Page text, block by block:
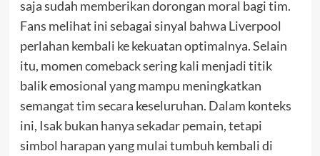
saja sudah memberikan dorongan moral bagi tim.
Fans melihat ini sebagai sinyal bahwa Liverpool
perlahan kembali ke kekuatan optimalnya. Selain
itu, momen comeback sering kali menjadi titik
balik emosional yang mampu meningkatkan
semangat tim secara keseluruhan. Dalam konteks
ini, Isak bukan hanya sekadar pemain, tetapi
simbol harapan yang mulai tumbuh kembali di